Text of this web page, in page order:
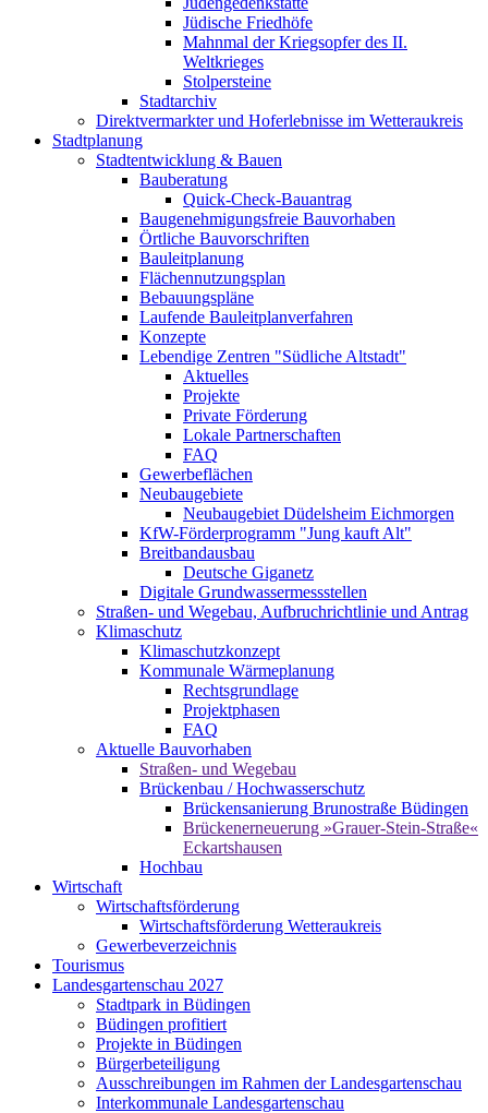
Jüdische Friedhöfe
Mahnmal der Kriegsopfer des II.
Weltkrieges
Stolpersteine
Stadtarchiv
Direktvermarkter und Hoferlebnisse im Wetteraukreis
Stadtplanung
Stadtentwicklung & Bauen
Bauberatung
Quick-Check-Bauantrag
Baugenehmigungsfreie Bauvorhaben
Örtliche Bauvorschriften
Bauleitplanung
Flächennutzungsplan
Bebauungspläne
Laufende Bauleitplanverfahren
Konzepte
Lebendige Zentren "Südliche Altstadt"
Aktuelles
Projekte
Private Förderung
Lokale Partnerschaften
FAQ
Gewerbeflächen
Neubaugebiete
Neubaugebiet Düdelsheim Eichmorgen
KfW-Förderprogramm "Jung kauft Alt"
Breitbandausbau
Deutsche Giganetz
Digitale Grundwassermessstellen
Straßen- und Wegebau, Aufbruchrichtlinie und Antrag
Klimaschutz
Klimaschutzkonzept
Kommunale Wärmeplanung
Rechtsgrundlage
Projektphasen
FAQ
Aktuelle Bauvorhaben
Straßen- und Wegebau
Brückenbau / Hochwasserschutz
Brückensanierung Brunostraße Büdingen
Brückenerneuerung »Grauer-Stein-Straße«
Eckartshausen
Hochbau
Wirtschaft
Wirtschaftsförderung
Wirtschaftsförderung Wetteraukreis
Gewerbeverzeichnis
Tourismus
Landesgartenschau 2027
Stadtpark in Büdingen
Büdingen profitiert
Projekte in Büdingen
Bürgerbeteiligung
Ausschreibungen im Rahmen der Landesgartenschau
Interkommunale Landesgartenschau